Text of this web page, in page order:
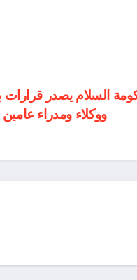
السلام يصدر قرارات
ووكلاء ومدراء